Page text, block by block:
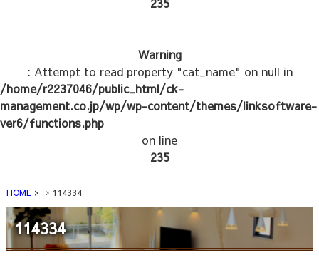
Warning
: Attempt to read property "cat_name" on null in
/home/r2237046/public_html/ck-
management.co.jp/wp/wp-content/themes/linksoftware-
ver6/functions.php
on line
235
HOME 114334
114334